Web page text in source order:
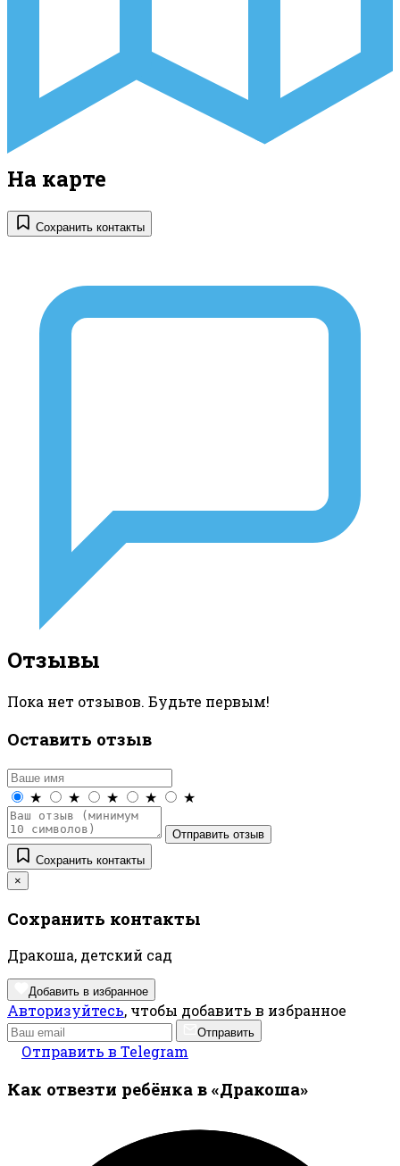
На карте
Сохранить контакты
Отзывы
Пока нет отзывов. Будьте первым!
Оставить отзыв
★ ★ ★ ★ ★
Отправить отзыв
Сохранить контакты
×
Сохранить контакты
Дракоша, детский сад
Добавить в избранное
Авторизуйтесь, чтобы добавить в избранное
Отправить
Отправить в Telegram
Как отвезти ребёнка в «Дракоша»